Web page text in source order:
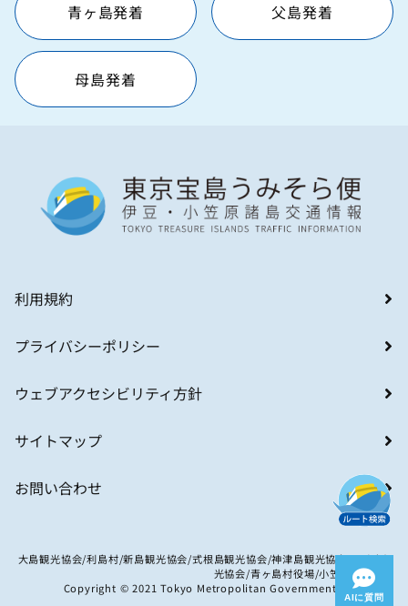
青ヶ島発着 父島発着
母島発着
利用規約
プライバシーポリシー
ウェブアクセシビリティ方針
サイトマップ
お問い合わせ
大島観光協会/利島村/新島観光協会/式根島観光協会/神津島観光協会/八丈島観
光協会/青ヶ島村役場/小笠原村観光局
Copyright © 2021 Tokyo Metropolitan Government. All Rights
Reserved.
AIに質問